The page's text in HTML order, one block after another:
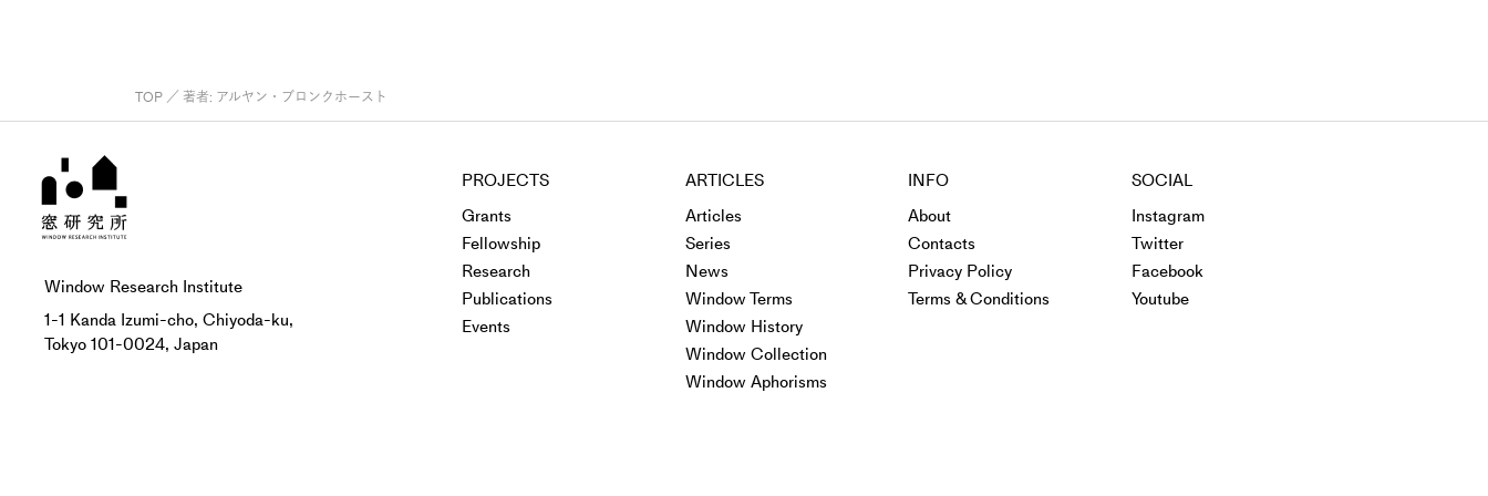
TOP ／ 著者: アルヤン・ブロンクホースト
Window Research Institute
1-1 Kanda Izumi-cho, Chiyoda-ku,
Tokyo 101-0024, Japan
PROJECTS
Grants
Fellowship
Research
Publications
Events
ARTICLES
Articles
Series
News
Window Terms
Window History
Window Collection
Window Aphorisms
INFO
About
Contacts
Privacy Policy
Terms & Conditions
SOCIAL
Instagram
Twitter
Facebook
Youtube